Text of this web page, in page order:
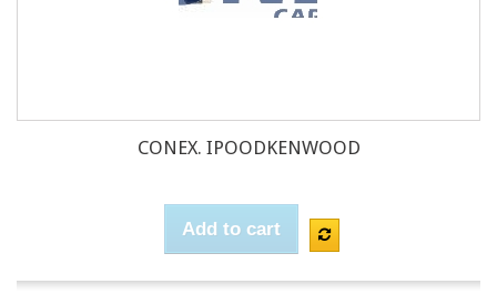
CONEX. IPOODKENWOOD
Add to cart